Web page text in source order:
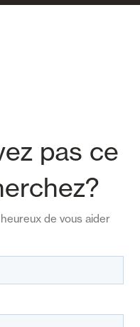
pas ce
de vous aider